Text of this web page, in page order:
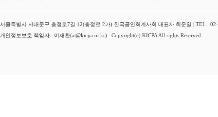
서울특별시 서대문구 충정로7길 12(충정로 2가) 한국공인회계사회 대표자 최운열 | TEL :
개인정보보호 책임자 : 이재환(at@kicpa.or.kr) : Copyright(c) KICPA All rights Reserved.